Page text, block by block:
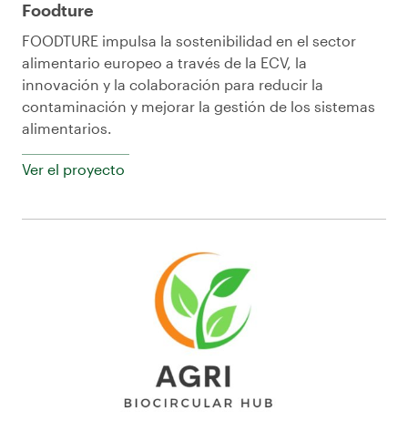
Foodture
FOODTURE impulsa la sostenibilidad en el sector
alimentario europeo a través de la ECV, la
innovación y la colaboración para reducir la
contaminación y mejorar la gestión de los sistemas
alimentarios.
Ver el proyecto